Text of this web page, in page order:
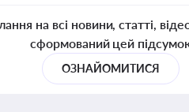
на всі новини, статті,
сформований цей
ОЗНАЙОМИТИСЯ